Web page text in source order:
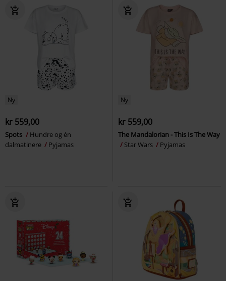
Ny
kr 559,00
Spots
Hundre og én
dalmatinere
Pyjamas
Ny
kr 559,00
The Mandalorian - This Is The Way
Star Wars
Pyjamas